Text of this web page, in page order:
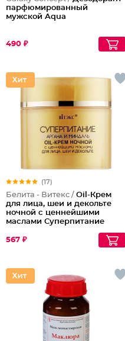
парфюмированный
мужской Aqua
490 ₽
(17)
Белита - Витекс / Oil-Крем
для лица, шеи и декольте
ночной с ценнейшими
маслами Суперпитание
567 ₽